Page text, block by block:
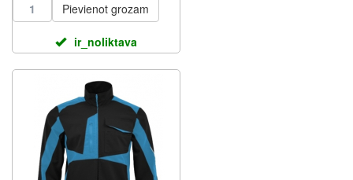
Pievienot grozam
ir_noliktava